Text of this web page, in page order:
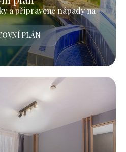
a připravené nápady na
PLÁN